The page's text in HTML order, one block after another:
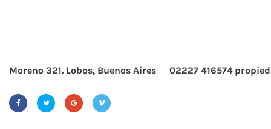
Moreno 321. Lobos, Buenos Aires 02227 416574